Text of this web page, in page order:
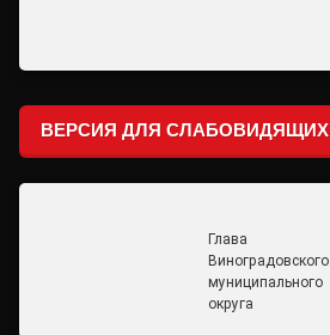
ВЕРСИЯ ДЛЯ СЛАБОВИДЯЩИХ
Глава
Виноградовского
муниципального
округа